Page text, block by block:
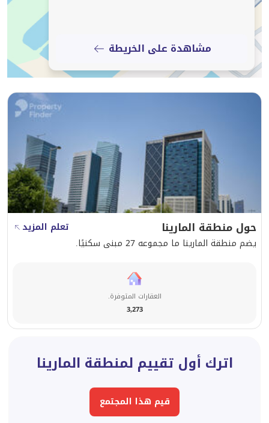
We are proud to be named:
•⁠ ⁠The Best Real Estate Agency Marketing in Qatar
•⁠ ⁠Award Winner: Real Estate Agency Website
The Arabian Property Awards conferred these accolades for
2024/25, a prestigious recognition that reflects our ongoing
An International Property Award is a globally respected mark of
distinction, and we are honored to uphold this standard in
serving our clients.
مشاهدة على الخريطة
حول منطقة المارينا
تعلم المزيد
يضم منطقة المارينا ما مجموعه 27 مبنى سكنيًا.
العقارات المتوفرة.
3,273
اترك أول تقييم لمنطقة المارينا
قيم هذا المجتمع